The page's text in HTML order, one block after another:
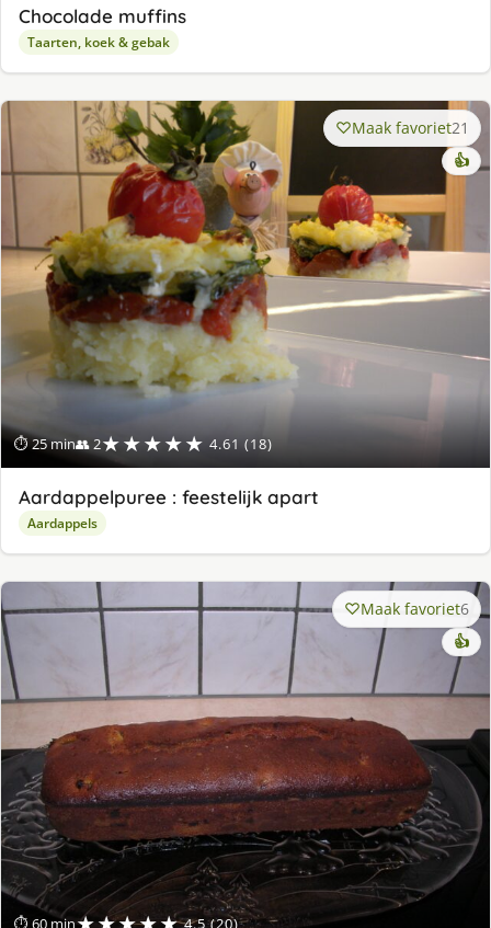
Chocolade muffins
Taarten, koek & gebak
⏱ 25 min👥 2★★★★★ 4.61 (18)
Maak favoriet21
👍
Aardappelpuree : feestelijk apart
Aardappels
⏱ 60 min 4.5 (20)
Maak favoriet6
👍